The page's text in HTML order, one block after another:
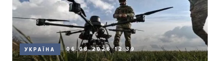
УКРАЇНА 06.08.2026 12:39